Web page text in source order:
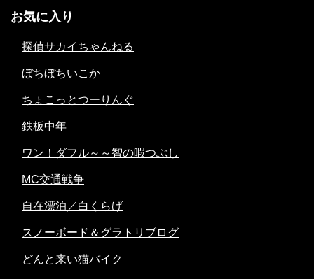
お気に入り
探偵サカイちゃんねる
ぼちぼちいこか
ちょこっとつーりんぐ
鉄板中年
ワン！ダフル～～智の暇つぶし
MC交通戦争
自在漂泊／白くらげ
スノーボード＆グラトリブログ
どんと来い猫バイク